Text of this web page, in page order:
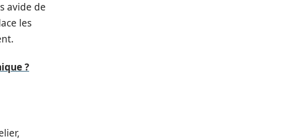
avide de
les
?